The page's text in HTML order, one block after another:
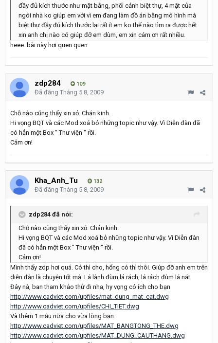
đầy đủ kích thước như mặt bằng, phối cảnh biệt thự, 4 mặt của
ngôi nhà ko giúp em với vì em đang làm đồ án bằng mô hình mà
biệt thự đầy đủ kích thước lại rất ít em ko thể nào tìm ra được hết
xin anh chị nào có giúp đỡ em dùm, em xin cám ơn rất nhiều.
heee. bài này hơi quen quen
zdp284 109
Đã đăng Tháng 5 8, 2009
Chỗ nào cũng thấy xin xỏ. Chán kinh.
Hi vọng BQT và các Mod xoá bỏ những topic như vậy. Vì Diễn đàn đã
có hẳn một Box " Thư viện " rồi.
Cảm ơn!
Kha_Anh_Tu 132
Đã đăng Tháng 5 8, 2009
zdp284 đã nói:
Chỗ nào cũng thấy xin xỏ. Chán kinh.
Hi vọng BQT và các Mod xoá bỏ những topic như vậy. Vì Diễn đàn
đã có hẳn một Box " Thư viện " rồi.
Cảm ơn!
Mình thấy zdp hơi quá. Có thì cho, hổng có thì thôi. Giúp đỡ anh em trên
diễn đàn là chuyện tốt mà. Lá lành đùm lá rách, lá rách đùm lá nát
Đây nà, ban tham khảo thử đi nha, hy vọng có ích cho bạn
http://www.cadviet.com/upfiles/mat_dung_mat_cat.dwg
http://www.cadviet.com/upfiles/CHI_TIET.dwg
Và thêm 1 mẫu nữa cho vừa lòng bạn
http://www.cadviet.com/upfiles/MAT_BANGTONG_THE.dwg
http://www.cadviet.com/upfiles/MAT_DUNG_CAUTHANG.dwg